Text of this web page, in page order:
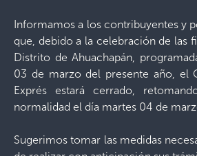
Informamos a los contribuyentes y
que, debido a la celebración de las
Distrito de Ahuachapán,
03 de marzo del presente año, el
Exprés estará cerrado,
normalidad el día martes 04 de
Sugerimos tomar las medidas